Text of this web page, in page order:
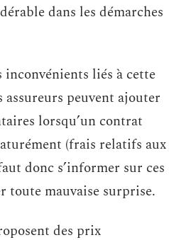
dans les démarches
inconvénients liés à cette
peuvent ajouter
lorsqu’un contrat
(frais relatifs aux
donc s’informer sur ces
toute mauvaise surprise.
des prix